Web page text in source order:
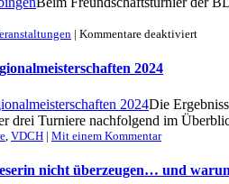
| Kommentare deaktiviertfür
in
2024
Die
drei Turniere nachfolgend im
VDCH | Mit einem Kommentar
nicht überzeugen… und